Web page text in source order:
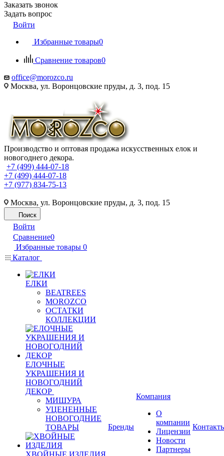
Заказать звонок
Задать вопрос
Войти
Избранные товары0
Сравнение товаров0
office@morozco.ru
Москва, ул. Воронцовские пруды, д. 3, под. 15
Производство и оптовая продажа искусственных елок и
новогоднего декора.
+7 (499) 444-07-18
+7 (499) 444-07-18
+7 (977) 834-75-13
Москва, ул. Воронцовские пруды, д. 3, под. 15
Поиск
Войти
Сравнение0
Избранные товары 0
Каталог
ЕЛКИ
BEATREES
MOROZCO
ОСТАТКИ
КОЛЛЕКЦИИ
ЕЛОЧНЫЕ
УКРАШЕНИЯ И
НОВОГОДНИЙ
ДЕКОР
МИШУРА
УЦЕНЕННЫЕ
НОВОГОДНИЕ
ТОВАРЫ
ХВОЙНЫЕ ИЗДЕЛИЯ
Бренды
Компания
О
компании
Лицензии
Новости
Партнеры